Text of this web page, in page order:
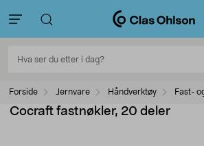
Forside Jernvare Håndverktøy Fast-
Cocraft fastnøkler, 20 deler